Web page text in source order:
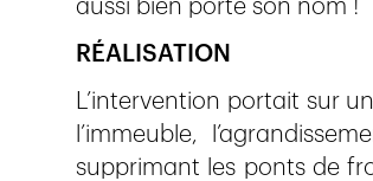
aussi bien porté son nom !
RÉALISATION
L’intervention portait sur
l’immeuble,
supprimant les ponts de